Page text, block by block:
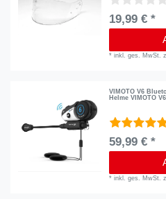
19,99 € *
*inkl. ges. MwSt.
VIMOTO V6
Helme VIMOTO
59,99 € *
*inkl. ges. MwSt.